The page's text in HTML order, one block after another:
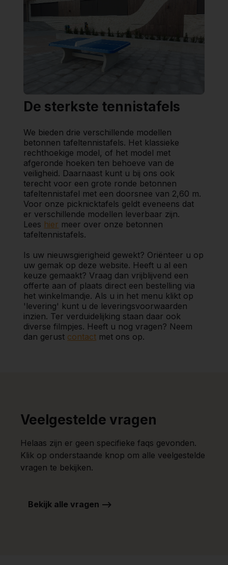
De sterkste tennistafels
We bieden drie verschillende modellen
betonnen tafeltennistafels. Het klassieke
rechthoekige model, of het model met
afgeronde hoeken ten behoeve van de
veiligheid. Daarnaast kunt u bij ons ook
terecht voor een grote ronde betonnen
tafeltennistafel met een doorsnee van 2,60 m.
Voor onze picknicktafels geldt eveneens dat
er verschillende modellen leverbaar zijn.
Lees hier meer over onze betonnen
tafeltennistafels.
Is uw nieuwsgierigheid gewekt? Oriënteer u op
uw gemak op deze website. Heeft u al een
keuze gemaakt? Vraag dan vrijblijvend een
offerte aan of plaats direct een bestelling via
het winkelmandje. Als u in het menu klikt op
'levering' kunt u de leveringsvoorwaarden
inzien. Ter verduidelijking staan daar ook
diverse filmpjes. Heeft u nog vragen? Neem
dan gerust contact met ons op.
Veelgestelde vragen
Helaas zijn er geen specifieke faqs gevonden.
Klik op onderstaande knop om alle veelgestelde
vragen te bekijken.
Bekijk alle vragen -->